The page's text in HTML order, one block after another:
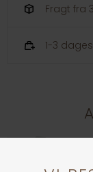
Fragt fra
1-3